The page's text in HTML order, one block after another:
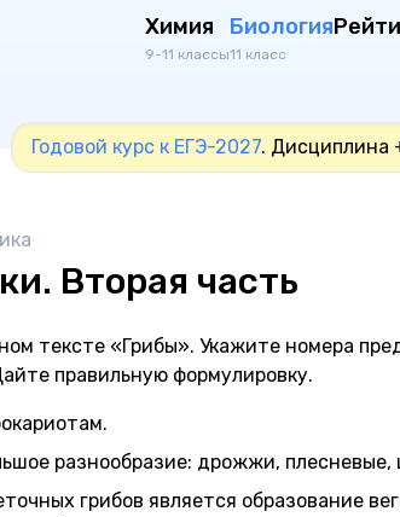
Химия
9-11 классы
Биология
11 класс
Годовой курс к ЕГЭ-2027. Дисциплина
Вторая часть
тексте «Грибы». Укажите номера
правильную формулировку.
разнообразие: дрожжи,
грибов является образование